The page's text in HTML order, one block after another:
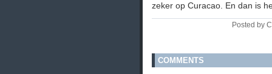
zeker op Curacao. En dan is
Posted by
COMMENTS